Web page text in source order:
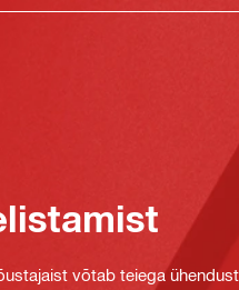
võtab teiega ühendust.